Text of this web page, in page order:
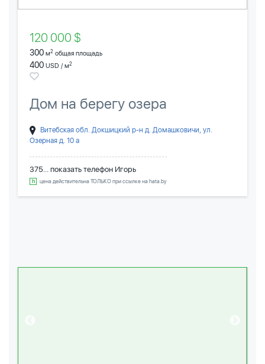
120 000 $
300 м2 общая площадь
400 USD / м2
Дом на берегу озера
Витебская обл. Докшицкий р-н д. Домашковичи, ул.
Озерная д. 10 а
375... показать телефон Игорь
цена действительна ТОЛЬКО при ссылке на hata.by